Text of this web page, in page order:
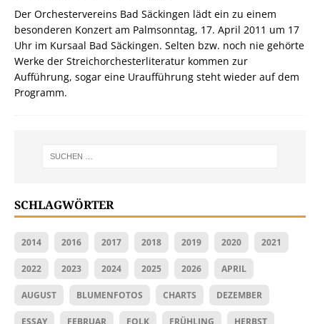
Der Orchestervereins Bad Säckingen lädt ein zu einem
besonderen Konzert am Palmsonntag, 17. April 2011 um 17
Uhr im Kursaal Bad Säckingen. Selten bzw. noch nie gehörte
Werke der Streichorchesterliteratur kommen zur
Aufführung, sogar eine Uraufführung steht wieder auf dem
Programm.
SCHLAGWÖRTER
2014 2016 2017 2018 2019 2020 2021
2022 2023 2024 2025 2026 APRIL
AUGUST BLUMENFOTOS CHARTS DEZEMBER
ESSAY FEBRUAR FOLK FRÜHLING HERBST